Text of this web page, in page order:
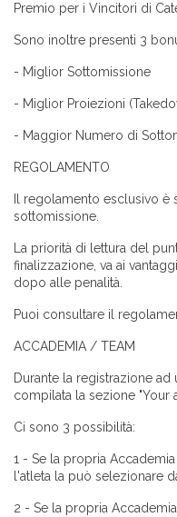
Premio per i Vincitori di
Sono inoltre presenti 3
- Miglior Sottomissione
- Miglior Proiezioni
- Maggior Numero di
REGOLAMENTO
Il regolamento esclusivo
sottomissione.
La priorità di lettura del
finalizzazione, va ai
dopo alle penalità.
Puoi consultare il
ACCADEMIA / TEAM
Durante la registrazione
compilata la sezione "Your
Ci sono 3 possibilità:
1 - Se la propria
l'atleta la può selezionare
2 - Se la propria